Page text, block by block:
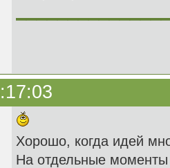
Хорошо, когда идей
На отдельные